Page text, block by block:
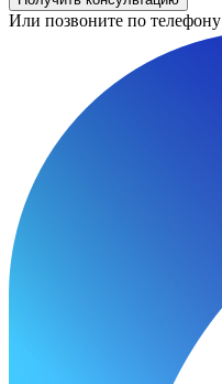
Или позвоните по телефону